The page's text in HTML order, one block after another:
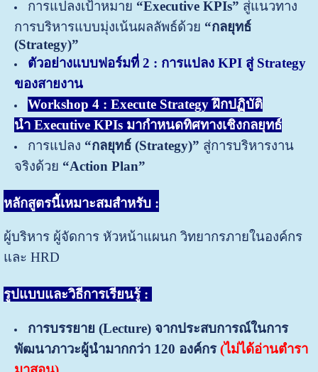
การแปลงเป้าหมาย “Executive KPIs” สู่แนวทาง
การบริหารแบบมุ่งเน้นผลลัพธ์ด้วย “กลยุทธ์
(Strategy)”
ตัวอย่างแบบฟอร์มที่ 2 : การแปลง KPI สู่ Strategy
ของสายงาน
Workshop 4 : Execute Strategy ฝึกปฏิบัติ
นำ Executive KPIs มากำหนดทิศทางเชิงกลยุทธ์
การแปลง “กลยุทธ์ (Strategy)” สู่การบริหารงาน
จริงด้วย “Action Plan”
หลักสูตรนี้เหมาะสมสำหรับ :
ผู้บริหาร ผู้จัดการ หัวหน้าแผนก วิทยากรภายในองค์กร
และ HRD
รูปแบบและวิธีการเรียนรู้ :
การบรรยาย (Lecture) จากประสบการณ์ในการ
พัฒนาภาวะผู้นำมากกว่า 120 องค์กร(ไม่ได้อ่านตำรา